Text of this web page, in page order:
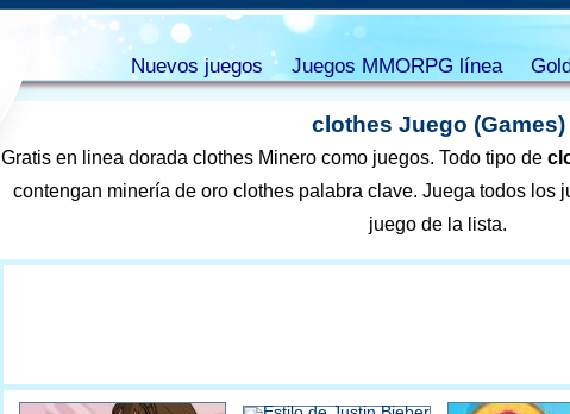
clothes Juego (Games)
Gratis en linea dorada clothes Minero como juegos. Todo tipo de
contengan minería de oro clothes palabra clave. Juega todos los
juego de la lista.
Nuevos juegos Juegos MMORPG línea